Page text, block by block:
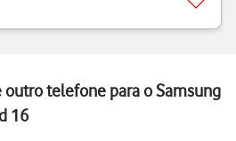
telefone para o Samsung
16